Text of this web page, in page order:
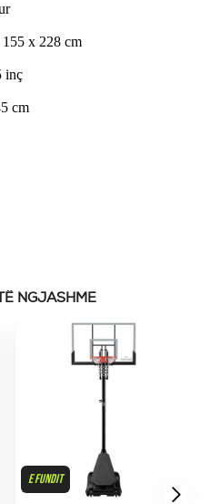
x 228 cm
inç
cm
NGJASHME
E FUNDIT